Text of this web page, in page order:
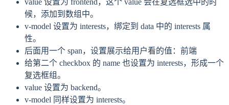
value 设置为 frontend，这个 value 会在复选框选中的时
候，添加到数组中。
v-model 设置为 interests，绑定到 data 中的 interests 属
性。
后面用一个 span，设置展示给用户看的值：前端
给第二个 checkbox 的 name 也设置为 interests，形成一个
复选框组。
value 设置为 backend。
v-model 同样设置为 interests。